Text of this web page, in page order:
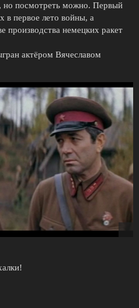
но посмотреть можно. Первый
в первое лето войны, а
производства немецких ракет
актёром Вячеславом